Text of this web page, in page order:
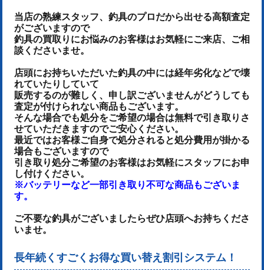
当店の熟練スタッフ、釣具のプロだから出せる高額査定
がございますので
釣具の買取りにお悩みのお客様はお気軽にご来店、ご相
談くださいませ。
店頭にお持ちいただいた釣具の中には経年劣化などで壊
れていたりしていて
販売するのが難しく、申し訳ございませんがどうしても
査定が付けられない商品もございます。
そんな場合でも処分をご希望の場合は無料で引き取りさ
せていただきますのでご安心ください。
最近ではお客様ご自身で処分されると処分費用が掛かる
場合もございますので
引き取り処分ご希望のお客様はお気軽にスタッフにお申
し付けください。
※バッテリーなど一部引き取り不可な商品もございま
す。
ご不要な釣具がございましたらぜひ店頭へお持ちくださ
いませ。
長年続くすごくお得な買い替え割引システム！